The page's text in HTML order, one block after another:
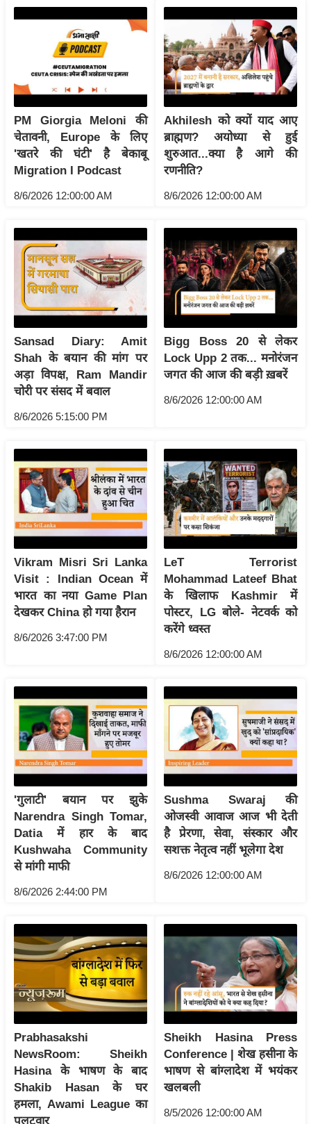
र
मि
सा
ल
श
ख्सि
त
यं
डि
या
सा
हि
त्य
ग
ऑ
टो
व
र्ल्ड
न्यू
ज
ब्री
फ
म
न
ज
ग
त
बॉ
ली
वु
ड
हॉ
ली
वु
ड
ल्म
स
मी
क्षा
B
r
e
a
k
i
n
PM Giorgia Meloni की
चेतावनी, Europe के लिए
'खतरे की घंटी' है बेकाबू
Migration I Podcast
8/6/2026 12:00:00 AM
Akhilesh को क्यों याद आए
ब्राह्मण? अयोध्या से हुई
शुरुआत...क्या है आगे की
रणनीति?
8/6/2026 12:00:00 AM
Sansad Diary: Amit
Shah के बयान की मांग पर
अड़ा विपक्ष, Ram Mandir
चोरी पर संसद में बवाल
8/6/2026 5:15:00 PM
Bigg Boss 20 से लेकर
Lock Upp 2 तक... मनोरंजन
जगत की आज की बड़ी ख़बरें
8/6/2026 12:00:00 AM
Vikram Misri Sri Lanka
Visit : Indian Ocean में
भारत का नया Game Plan
देखकर China हो गया हैरान
8/6/2026 3:47:00 PM
LeT Terrorist
Mohammad Lateef Bhat
के खिलाफ Kashmir में
पोस्टर, LG बोले- नेटवर्क को
करेंगे ध्वस्त
8/6/2026 12:00:00 AM
'गुलाटी' बयान पर झुके
Narendra Singh Tomar,
Datia में हार के बाद
Kushwaha Community
से मांगी माफी
8/6/2026 2:44:00 PM
Sushma Swaraj की
ओजस्वी आवाज आज भी देती
है प्रेरणा, सेवा, संस्कार और
सशक्त नेतृत्व नहीं भूलेगा देश
8/6/2026 12:00:00 AM
Prabhasakshi
NewsRoom: Sheikh
Hasina के भाषण के बाद
Shakib Hasan के घर
हमला, Awami League का
पलटवार
Sheikh Hasina Press
Conference | शेख हसीना के
भाषण से बांग्लादेश में भयंकर
खलबली
8/5/2026 12:00:00 AM